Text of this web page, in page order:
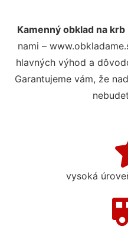
Kamenný obklad na krb
nami –
hlavných výhod a
Garantujeme vám, že
vysoká